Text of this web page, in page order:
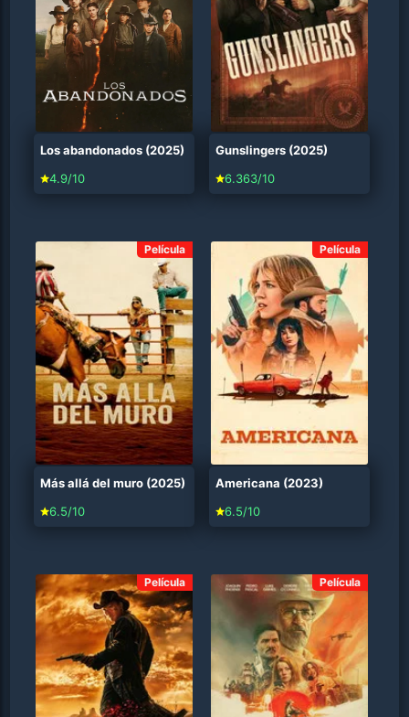
Los abandonados (2025)
4.9/10
Gunslingers (2025)
6.363/10
Película
Más allá del muro (2025)
6.5/10
Película
Americana (2023)
6.5/10
Película Película